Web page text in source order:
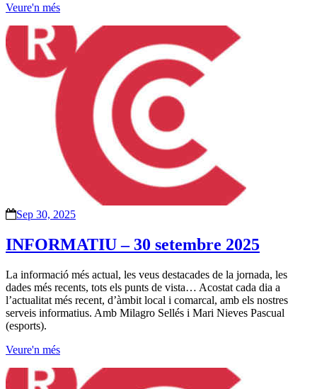
Veure'n més
Sep 30, 2025
INFORMATIU – 30 setembre 2025
La informació més actual, les veus destacades de la jornada, les
dades més recents, tots els punts de vista… Acostat cada dia a
l’actualitat més recent, d’àmbit local i comarcal, amb els nostres
serveis informatius. Amb Milagro Sellés i Mari Nieves Pascual
(esports).
Veure'n més